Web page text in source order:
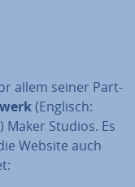
allem seiner Part­
(Englisch:
Maker Studios. Es
Website auch